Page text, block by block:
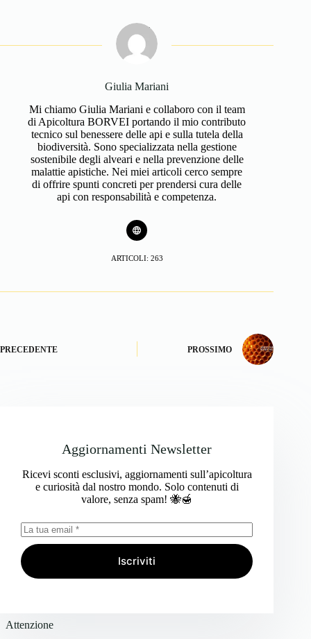
Giulia Mariani
Mi chiamo Giulia Mariani e collaboro con il team
di Apicoltura BORVEI portando il mio contributo
tecnico sul benessere delle api e sulla tutela della
biodiversità. Sono specializzata nella gestione
sostenibile degli alveari e nella prevenzione delle
malattie apistiche. Nei miei articoli cerco sempre
di offrire spunti concreti per prendersi cura delle
api con responsabilità e competenza.
ARTICOLI: 263
PRECEDENTE PROSSIMO
Aggiornamenti Newsletter
Ricevi sconti esclusivi, aggiornamenti sull’apicoltura
e curiosità dal nostro mondo. Solo contenuti di
valore, senza spam! 🐝🍯
Iscriviti
Attenzione